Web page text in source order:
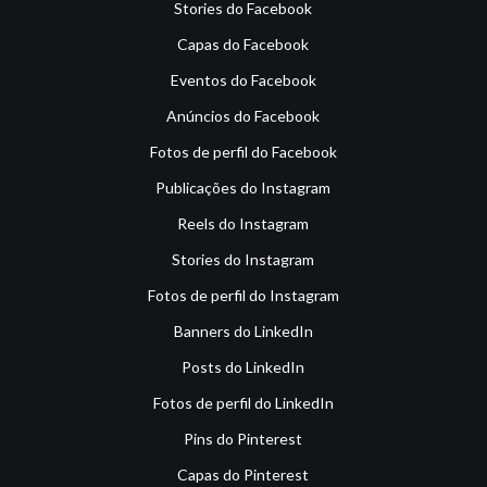
Stories do Facebook
Capas do Facebook
Eventos do Facebook
Anúncios do Facebook
Fotos de perfil do Facebook
Publicações do Instagram
Reels do Instagram
Stories do Instagram
Fotos de perfil do Instagram
Banners do LinkedIn
Posts do LinkedIn
Fotos de perfil do LinkedIn
Pins do Pinterest
Capas do Pinterest